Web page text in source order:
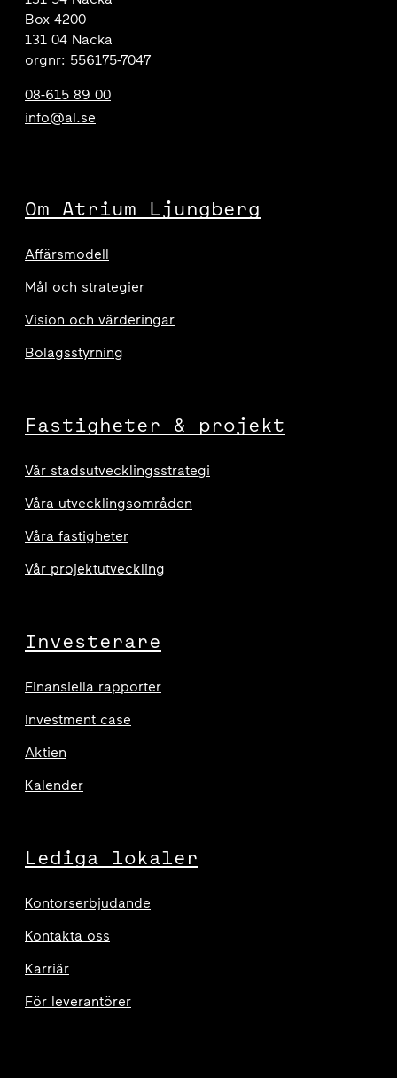
Box 4200
131 04 Nacka
orgnr: 556175-7047
08-615 89 00
info@al.se
Om Atrium Ljungberg
Affärsmodell
Mål och strategier
Vision och värderingar
Bolagsstyrning
Fastigheter & projekt
Vår stadsutvecklingsstrategi
Våra utvecklingsområden
Våra fastigheter
Vår projektutveckling
Investerare
Finansiella rapporter
Investment case
Aktien
Kalender
Lediga lokaler
Kontorserbjudande
Kontakta oss
Karriär
För leverantörer